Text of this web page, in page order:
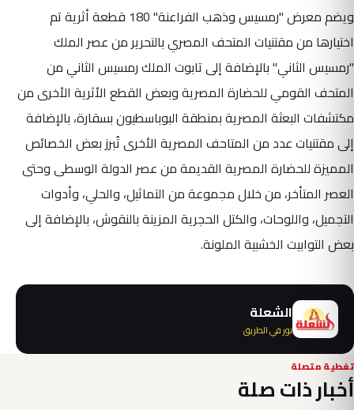
ويضم معرض "رمسيس وذهب الفراعنة" 180 قطعة أثرية تم
اختيارها من مقتنيات المتحف المصري بالتحرير من عصر الملك
"رمسيس الثاني" بالإضافة إلى تابوت الملك رمسيس الثاني من
المتحف القومي للحضارة المصرية وبعض القطع الأثرية الأخرى من
مكتشفات البعثة المصرية بمنطقة البوباسطيون بسقارة، بالإضافة
إلى مقتنيات عدد من المتاحف المصرية الأخرى تُبرز بعض الخصائص
المميزة للحضارة المصرية القديمة من عصر الدولة الوسطى وحتى
العصر المتأخر، من خلال مجموعة من التماثيل، والحلي، وأدوات
التجميل، واللوحات، والكتل الحجرية المزينة بالنقوش، بالإضافة إلى
بعض التوابيت الخشبية الملونة.
الشعلة
نور في الطريق
تغطية متصلة
أخبار ذات صلة